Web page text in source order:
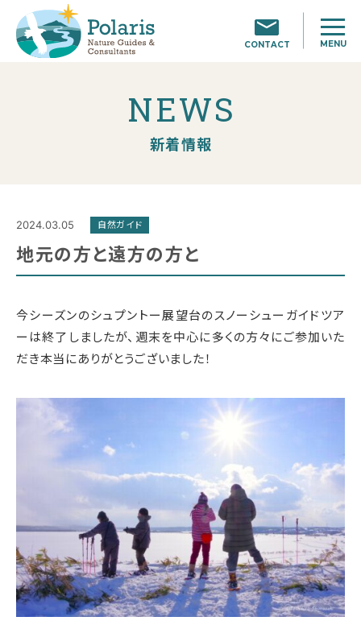
CONTACT MENU
NEWS
新着情報
2024.03.05 自然ガイド
地元の方と遠方の方と
今シーズンのシュプントー展望台のスノーシューガイドツア
ーは終了しましたが、週末を中心に多くの方々にご参加いた
だき本当にありがとうございました！